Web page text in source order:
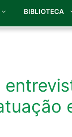
BIBLIOTECA